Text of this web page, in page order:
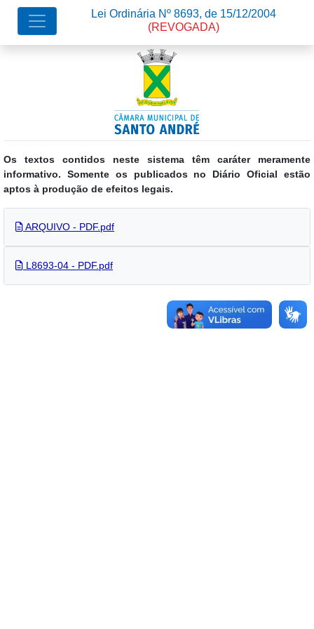
Os textos contidos neste sistema têm caráter meramente
informativo. Somente os publicados no Diário Oficial estão
aptos à produção de efeitos legais.
Lei Ordinária Nº 8693, de 15/12/2004
(REVOGADA)
ARQUIVO - PDF.pdf
L8693-04 - PDF.pdf